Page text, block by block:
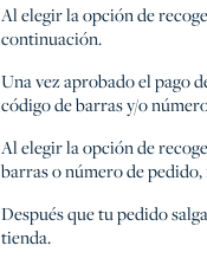
Al elegir la opción de
continuación.
Una vez aprobado el pago
código de barras y/o
Al elegir la opción de
barras o número de
Después que tu pedido
tienda.